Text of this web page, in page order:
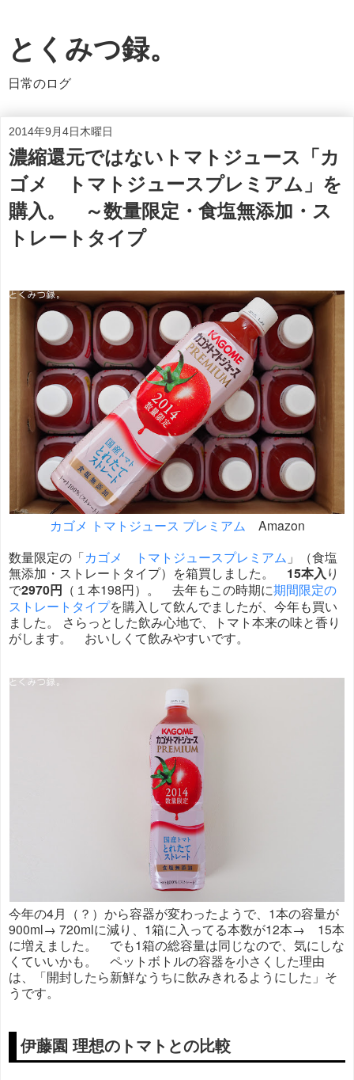
とくみつ録。
日常のログ
2014年9月4日木曜日
濃縮還元ではないトマトジュース「カ
ゴメ トマトジュースプレミアム」を
購入。 ～数量限定・食塩無添加・ス
トレートタイプ
カゴメ トマトジュース プレミアム Amazon
数量限定の「カゴメ トマトジュースプレミアム 」（食塩
無添加・ストレートタイプ）を箱買しました。 15本入り
で2970円 （１本198円）。 去年もこの時期に期間限定の
ストレートタイプを購入して飲んでましたが、今年も買い
ました。 さらっとした飲み心地で、トマト本来の味と香り
がします。 おいしくて飲みやすいです。
今年の4月（？）から容器が変わったようで、1本の容量が
900ml→ 720mlに減り、1箱に入ってる本数が12本→ 15本
に増えました。 でも1箱の総容量は同じなので、気にしな
くていいかも。 ペットボトルの容器を小さくした理由
は、「開封したら新鮮なうちに飲みきれるようにした」そ
うです。
伊藤園 理想のトマトとの比較